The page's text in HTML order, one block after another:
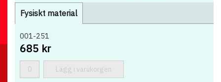
Fysiskt material
001-251
685 kr
Lägg i varukorgen